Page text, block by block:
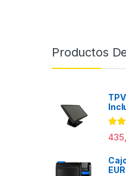
Productos
con